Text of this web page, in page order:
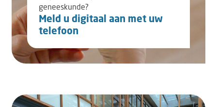
geneeskunde?
Meld u digitaal aan met uw
telefoon